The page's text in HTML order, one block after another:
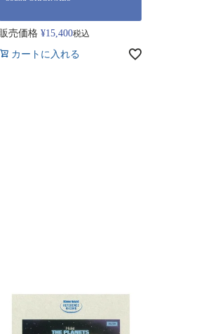
販売価格 ¥15,400税込
カートに入れる